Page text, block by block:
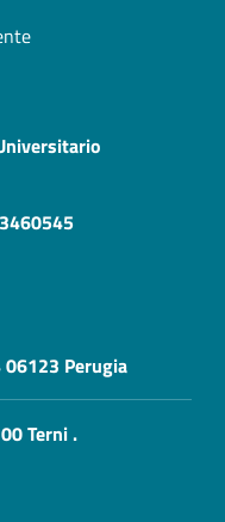
06123 Perugia
Terni .